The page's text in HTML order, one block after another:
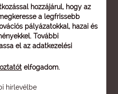
hozzájárul, hogy az
a legfrissebb
pályázatokkal, hazai és
További
el az adatkezelési
elfogadom.
hírlevélbe